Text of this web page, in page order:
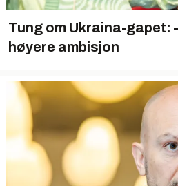
Tung om Ukraina-gapet:
høyere ambisjon